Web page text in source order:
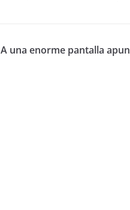
A una enorme pantalla